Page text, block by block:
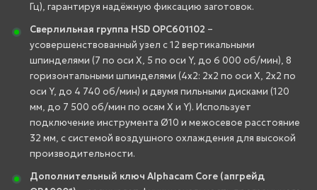
Гц), гарантируя надёжную фиксацию заготовок.
Сверлильная группа HSD OPC601102 –
усовершенствованный узел с 12 вертикальными
шпинделями (7 по оси X, 5 по оси Y, до 6 000 об/мин), 8
горизонтальными шпинделями (4x2: 2x2 по оси X, 2x2 по
оси Y, до 4 740 об/мин) и двумя пильными дисками (120
мм, до 7 500 об/мин по осям X и Y). Использует
подключение инструмента Ø10 и межосевое расстояние
32 мм, с системой воздушного охлаждения для высокой
производительности.
Дополнительный ключ Alphacam Core (апгрейд